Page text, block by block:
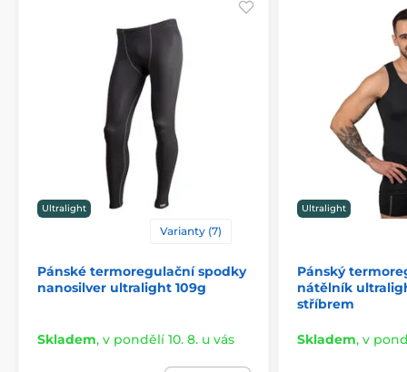
Ultralight
Varianty (7)
Pánské termoregulační spodky
nanosilver ultralight 109g
Skladem, v pondělí 10. 8. u vás
Ultralight
Pánský
nátělník
stříbrem
Skladem, v